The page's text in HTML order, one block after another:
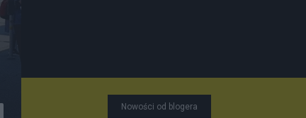
Nowości od blogera